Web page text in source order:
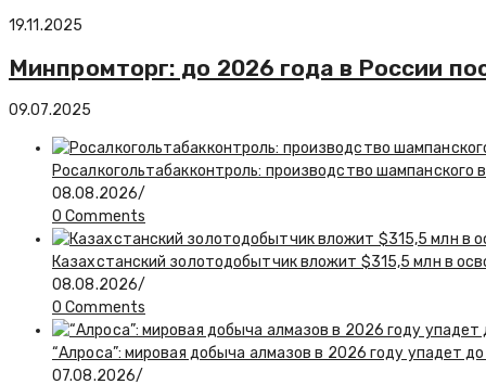
19.11.2025
Минпромторг: до 2026 года в России
09.07.2025
Росалкогольтабакконтроль: производство шампанского
08.08.2026/
0 Comments
Казахстанский золотодобытчик вложит $315,5 млн в
08.08.2026/
0 Comments
“Алроса”: мировая добыча алмазов в 2026 году упадет
07.08.2026/